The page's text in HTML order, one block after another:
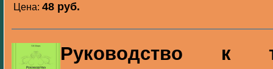
Цена: 48 pуб.
Руководство к